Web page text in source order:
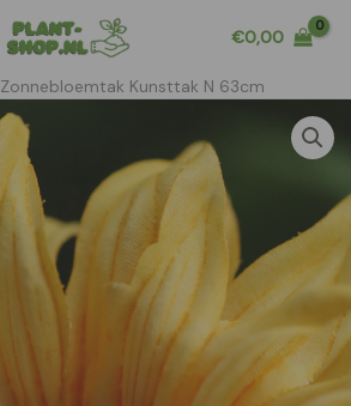
€0,00
Zonnebloemtak Kunsttak N 63cm